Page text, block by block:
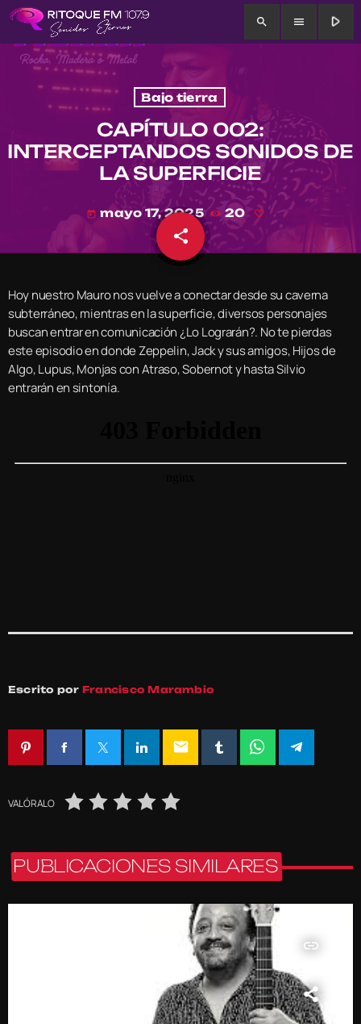
search menu play_arrow
Bajo tierra
CAPÍTULO 002:
INTERCEPTANDOS SONIDOS DE
LA SUPERFICIE
today mayo 17, 2025 20
share
email
Hoy nuestro Mauro nos vuelve a conectar desde su caverna
subterráneo, mientras en la superficie, diversos personajes
buscan entrar en comunicación ¿Lo Lograrán?. No te pierdas
este episodio en donde Zeppelin, Jack y sus amigos, Hijos de
Algo, Lupus, Monjas con Atraso, Sobernot y hasta Silvio
entrarán en sintonía.
Escrito por Francisco Marambio
email
VALÓRALO
PUBLICACIONES SIMILARES
insert_link